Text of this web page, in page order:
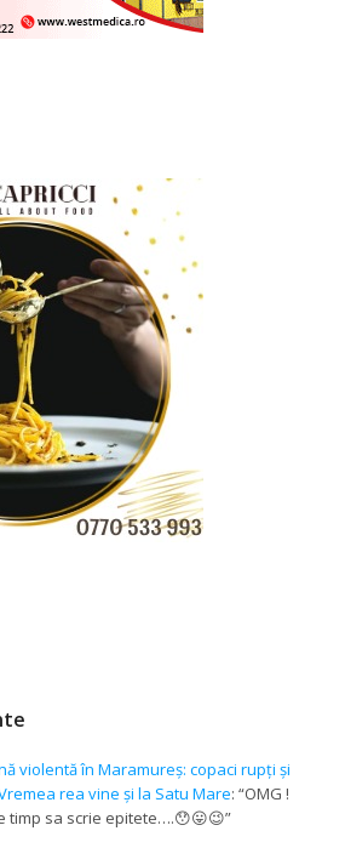
violentă în Maramureș: copaci rupți și
rea vine și la Satu Mare: “OMG !
timp sa scrie epitete….😯😛😉”